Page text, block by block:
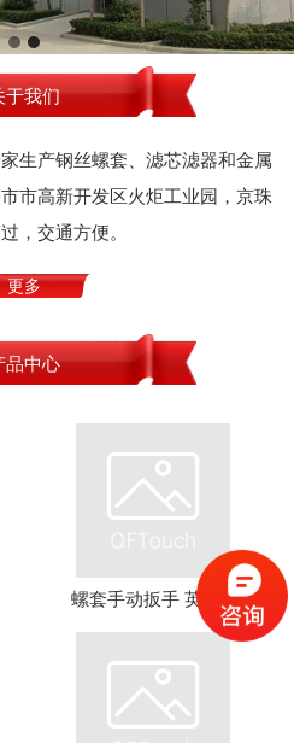
于我们
生产钢丝螺套、滤芯滤器和金属
市高新开发区火炬工业园，京珠
，交通方便。
更多
品中心